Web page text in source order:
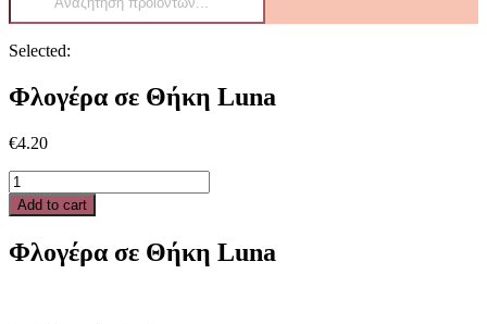
Selected:
Φλογέρα σε Θήκη Luna
€4.20
Φλογέρα
σε
Θήκη
quantity
Add to cart
Φλογέρα σε Θήκη Luna